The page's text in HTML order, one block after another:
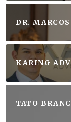
DR.
KARING
TATO